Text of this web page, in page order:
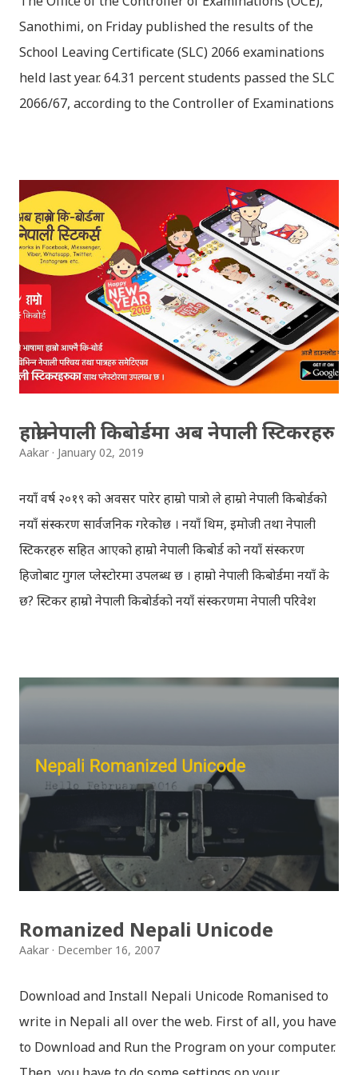
Sanothimi, on Friday published the results of the
School Leaving Certificate (SLC) 2066 examinations
held last year. 64.31 percent students passed the SLC
2066/67, according to the Controller of Examinations
Download the file and search your ‘symbol number’.
Congratulations to all, who passed SLC this year. And
if you want to see your results with marks then, you
can follow THT (symbol no. and birth date required).
Download SLC Result 2066/2067 (2009-2010) :
REGULAR: EXEMPTED: Distinction --------------- First
division First division Second Division Second
Division Third Division Third Division Withheld
Withheld ...
हाम्रो नेपाली किबोर्डमा अब नेपाली स्टिकरहरु
Aakar January 02, 2019
नयाँ वर्ष २०१९ को अवसर पारेर हाम्रो पात्रो ले हाम्रो नेपाली किबोर्डको
नयाँ संस्करण सार्वजनिक गरेकोछ । नयाँ थिम, इमोजी तथा नेपाली
स्टिकरहरु सहित आएको हाम्रो नेपाली किबोर्ड को नयाँ संस्करण
हिजोबाट गुगल प्लेस्टोरमा उपलब्ध छ । हाम्रो नेपाली किबोर्डमा नयाँ के
छ? स्टिकर हाम्रो नेपाली किबोर्डको नयाँ संस्करणमा नेपाली परिवेश
इन्स्टाग्राम आदि जुनसुकै एप्लिकेशनमा पनि प्रयोग गर्न मिल्ने यी नेपाली
मैचासमेत गरी आठ किसिमका स्टिकरहरु समावेश गरिएकोछ । हाम्रो
नेपाली किबोर्डको इमोजी खण्डमा गएर यी स्टिकरहरु प्रयोग गर्न
सकिन्छ । थिम हाम्रो नेपाली किबोर्डको यस संस्करणमा नयाँ किबोर्ड
थिम पनि थपिएको छ । हाम्रो नेपाली किबोर्डको सेटिङमा गएर आफूलाई
मन पर्ने थिम छान्न सकिन्छ । डार्क तथा लाइट गरेर हाललाई दुई
डिजाइनमा किबोर्ड थिम उपलब्ध छ । चलनचल्तिको “ब...
Romanized Nepali Unicode
Aakar December 16, 2007
Download and Install Nepali Unicode Romanised to
write in Nepali all over the web. First of all, you have
to Download and Run the Program on your computer.